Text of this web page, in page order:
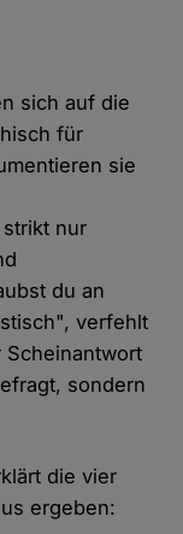
sich auf die
für
sie
nur
du an
verfehlt
Scheinantwort
sondern
die vier
ergeben: